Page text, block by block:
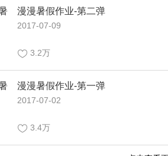
漫漫暑假作业-第二弹
2017-07-09
3.2万
漫漫暑假作业-第一弹
2017-07-02
3.4万